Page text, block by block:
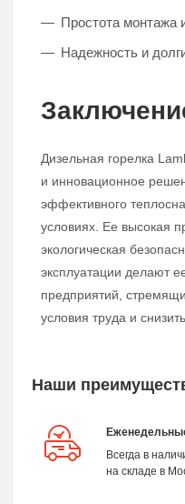
Простота монтажа
Надежность и
Дизельная горелка
и инновационное
эффективного
условиях. Ее высокая
экологическая
эксплуатации делают
предприятий,
условия труда и
Наши
Всегда в
на складе в